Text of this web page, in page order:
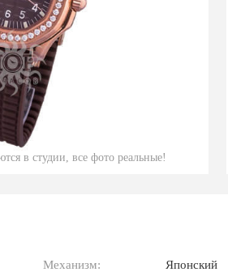
в студии, все фото реальные!
Механизм:
Японский